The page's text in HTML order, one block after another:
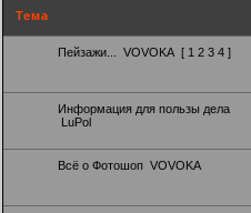
Тема
Пейзажи... VOVOKA [ 1 2 3 4 ]
Информация для пользы дела
LuPol
Всё о Фотошоп VOVOKA